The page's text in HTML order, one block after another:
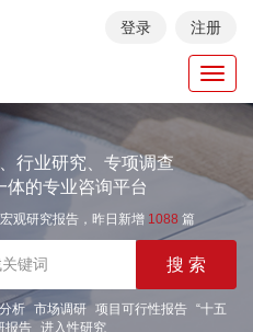
登录 注册
行业研究、专项调查
体的专业咨询平台
观研究报告，昨日新增 1088 篇
析 市场调研 项目可行性报告
“十五
报告 进入性研究